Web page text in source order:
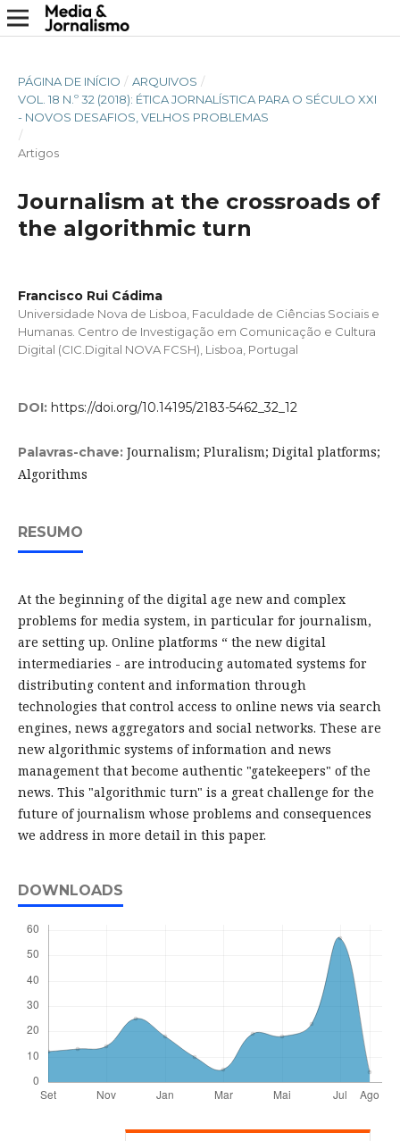
PÁGINA DE INÍCIO / ARQUIVOS /
VOL. 18 N.º 32 (2018): ÉTICA JORNALÍSTICA PARA O SÉCULO XXI
- NOVOS DESAFIOS, VELHOS PROBLEMAS
/
Artigos
Journalism at the crossroads of
the algorithmic turn
Francisco Rui Cádima
Universidade Nova de Lisboa, Faculdade de Ciências Sociais e
Humanas. Centro de Investigação em Comunicação e Cultura
Digital (CIC.Digital NOVA FCSH), Lisboa, Portugal
DOI: https://doi.org/10.14195/2183-5462_32_12
Palavras-chave: Journalism; Pluralism; Digital platforms;
Algorithms
RESUMO
At the beginning of the digital age new and complex
problems for media system, in particular for journalism,
are setting up. Online platforms “ the new digital
intermediaries - are introducing automated systems for
distributing content and information through
technologies that control access to online news via search
engines, news aggregators and social networks. These are
new algorithmic systems of information and news
management that become authentic "gatekeepers" of the
news. This "algorithmic turn" is a great challenge for the
future of journalism whose problems and consequences
we address in more detail in this paper.
DOWNLOADS